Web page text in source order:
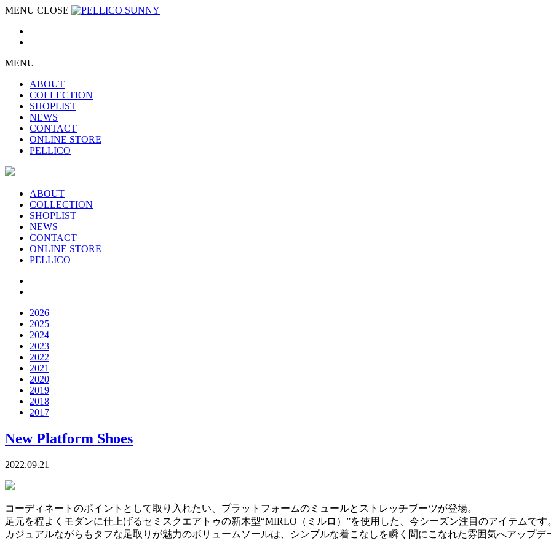
MENU CLOSE
MENU
ABOUT
COLLECTION
SHOPLIST
NEWS
CONTACT
ONLINE STORE
PELLICO
ABOUT
COLLECTION
SHOPLIST
NEWS
CONTACT
ONLINE STORE
PELLICO
2026
2025
2024
2023
2022
2021
2020
2019
2018
2017
New Platform Shoes
2022.09.21
コーディネートのポイントとして取り入れたい、プラットフォームのミュールとストレッチブーツが登場。
足元を程よくモダンに仕上げるセミスクエアトゥの新木型“MIRLO（ミルロ）”を使用した、今シーズン注目のアイテムです
カジュアルながらもタフな足取りが魅力のボリュームソールは、シンプルな着こなしを瞬く間にこなれた雰囲気へアップデ